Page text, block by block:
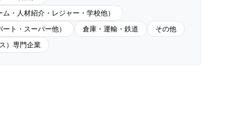
・人材紹介・レジャー・学校他）
ト・スーパー他）
倉庫・運輸・鉄道
その他
）専門企業